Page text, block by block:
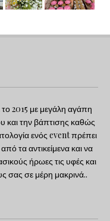
2015 με μεγάλη αγάπη
και την βάπτισης καθώς
ενός event πρέπει
τα αντικείμενα και να
ήρωες τις υφές και
σας σε μέρη μακρινά..